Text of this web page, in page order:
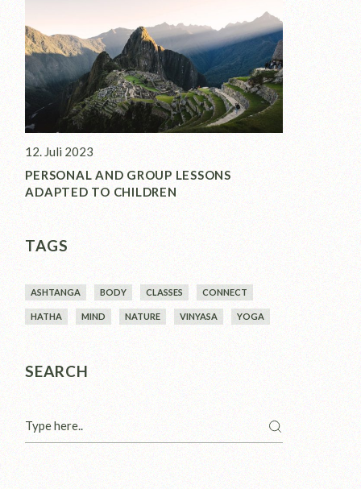
12. Juli 2023
PERSONAL AND GROUP LESSONS
ADAPTED TO CHILDREN
TAGS
ASHTANGA BODY CLASSES CONNECT
HATHA MIND NATURE VINYASA YOGA
SEARCH